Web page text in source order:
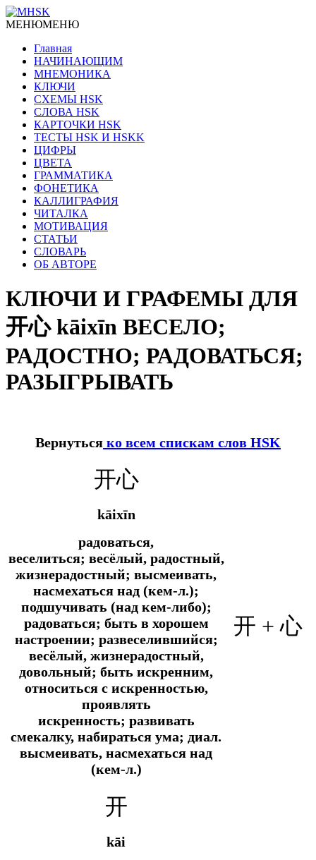
МЕНЮМЕНЮ
Главная
НАЧИНАЮЩИМ
МНЕМОНИКА
КЛЮЧИ
СХЕМЫ HSK
СЛОВА HSK
КАРТОЧКИ HSK
ТЕСТЫ HSK И HSKK
ЦИФРЫ
ЦВЕТА
ГРАММАТИКА
ФОНЕТИКА
КАЛЛИГРАФИЯ
ЧИТАЛКА
МОТИВАЦИЯ
СТАТЬИ
СЛОВАРЬ
ОБ АВТОРЕ
КЛЮЧИ И ГРАФЕМЫ ДЛЯ
开心 kāixīn ВЕСЕЛО;
РАДОСТНО; РАДОВАТЬСЯ;
РАЗЫГРЫВАТЬ
Вернуться ко всем спискам слов HSK
开心
kāixīn
радоваться,
веселиться; весёлый, радостный,
жизнерадостный; высмеивать,
насмехаться над (кем-л.);
подшучивать (над кем-либо);
радоваться; быть в хорошем
настроении; развеселившийся;
весёлый, жизнерадостный,
довольный; быть искренним,
относиться с искренностью,
проявлять
искренность; развивать
смекалку, набираться ума; диал.
высмеивать, насмехаться над
(кем-л.)
开 + 心
开
kāi